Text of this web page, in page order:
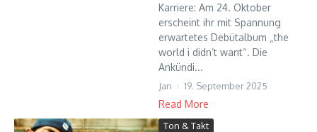
Karriere: Am 24. Oktober
erscheint ihr mit Spannung
erwartetes Debütalbum „the
world i didn’t want“. Die
Ankündi...
Jan 19. September 2025
Read More
Ton & Takt